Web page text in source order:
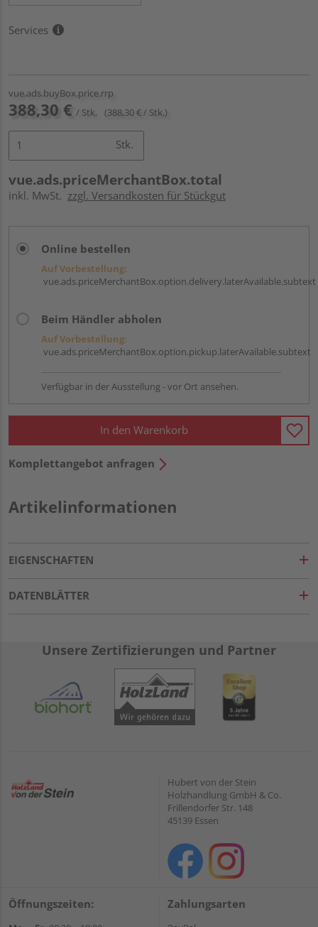
Services
vue.ads.buyBox.price.rrp
388,30 € / Stk. (388,30 € / Stk.)
Stk.
vue.ads.priceMerchantBox.total
inkl. MwSt. zzgl. Versandkosten für Stückgut
Online bestellen
Auf Vorbestellung:
vue.ads.priceMerchantBox.option.delivery.laterAvailable.subtext
Beim Händler abholen
Auf Vorbestellung:
vue.ads.priceMerchantBox.option.pickup.laterAvailable.subtext
Verfügbar in der Ausstellung - vor Ort ansehen.
In den Warenkorb
Komplettangebot anfragen
Artikelinformationen
EIGENSCHAFTEN
DATENBLÄTTER
Unsere Zertifizierungen und Partner
Hubert von der Stein
Holzhandlung GmbH & Co.
Frillendorfer Str. 148
45139 Essen
Öffnungszeiten: Zahlungsarten